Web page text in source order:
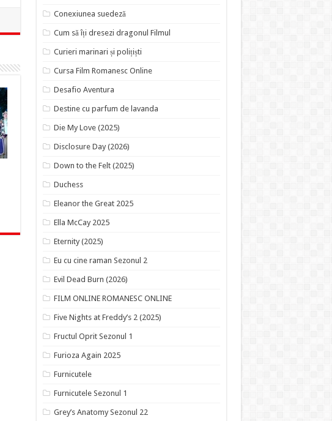
Conexiunea suedeză
Cum să îți dresezi dragonul Filmul
Curieri marinari și polițiști
Cursa Film Romanesc Online
Desafio Aventura
Destine cu parfum de lavanda
Die My Love (2025)
Disclosure Day (2026)
Down to the Felt (2025)
Duchess
Eleanor the Great 2025
Ella McCay 2025
Eternity (2025)
Eu cu cine raman Sezonul 2
Evil Dead Burn (2026)
FILM ONLINE ROMANESC ONLINE
Five Nights at Freddy’s 2 (2025)
Fructul Oprit Sezonul 1
Furioza Again 2025
Furnicutele
Furnicutele Sezonul 1
Grey’s Anatomy Sezonul 22